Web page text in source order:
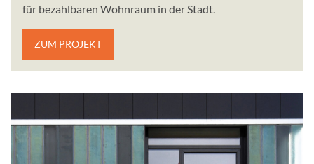
für bezahlbaren Wohnraum in der Stadt.
ZUM PROJEKT